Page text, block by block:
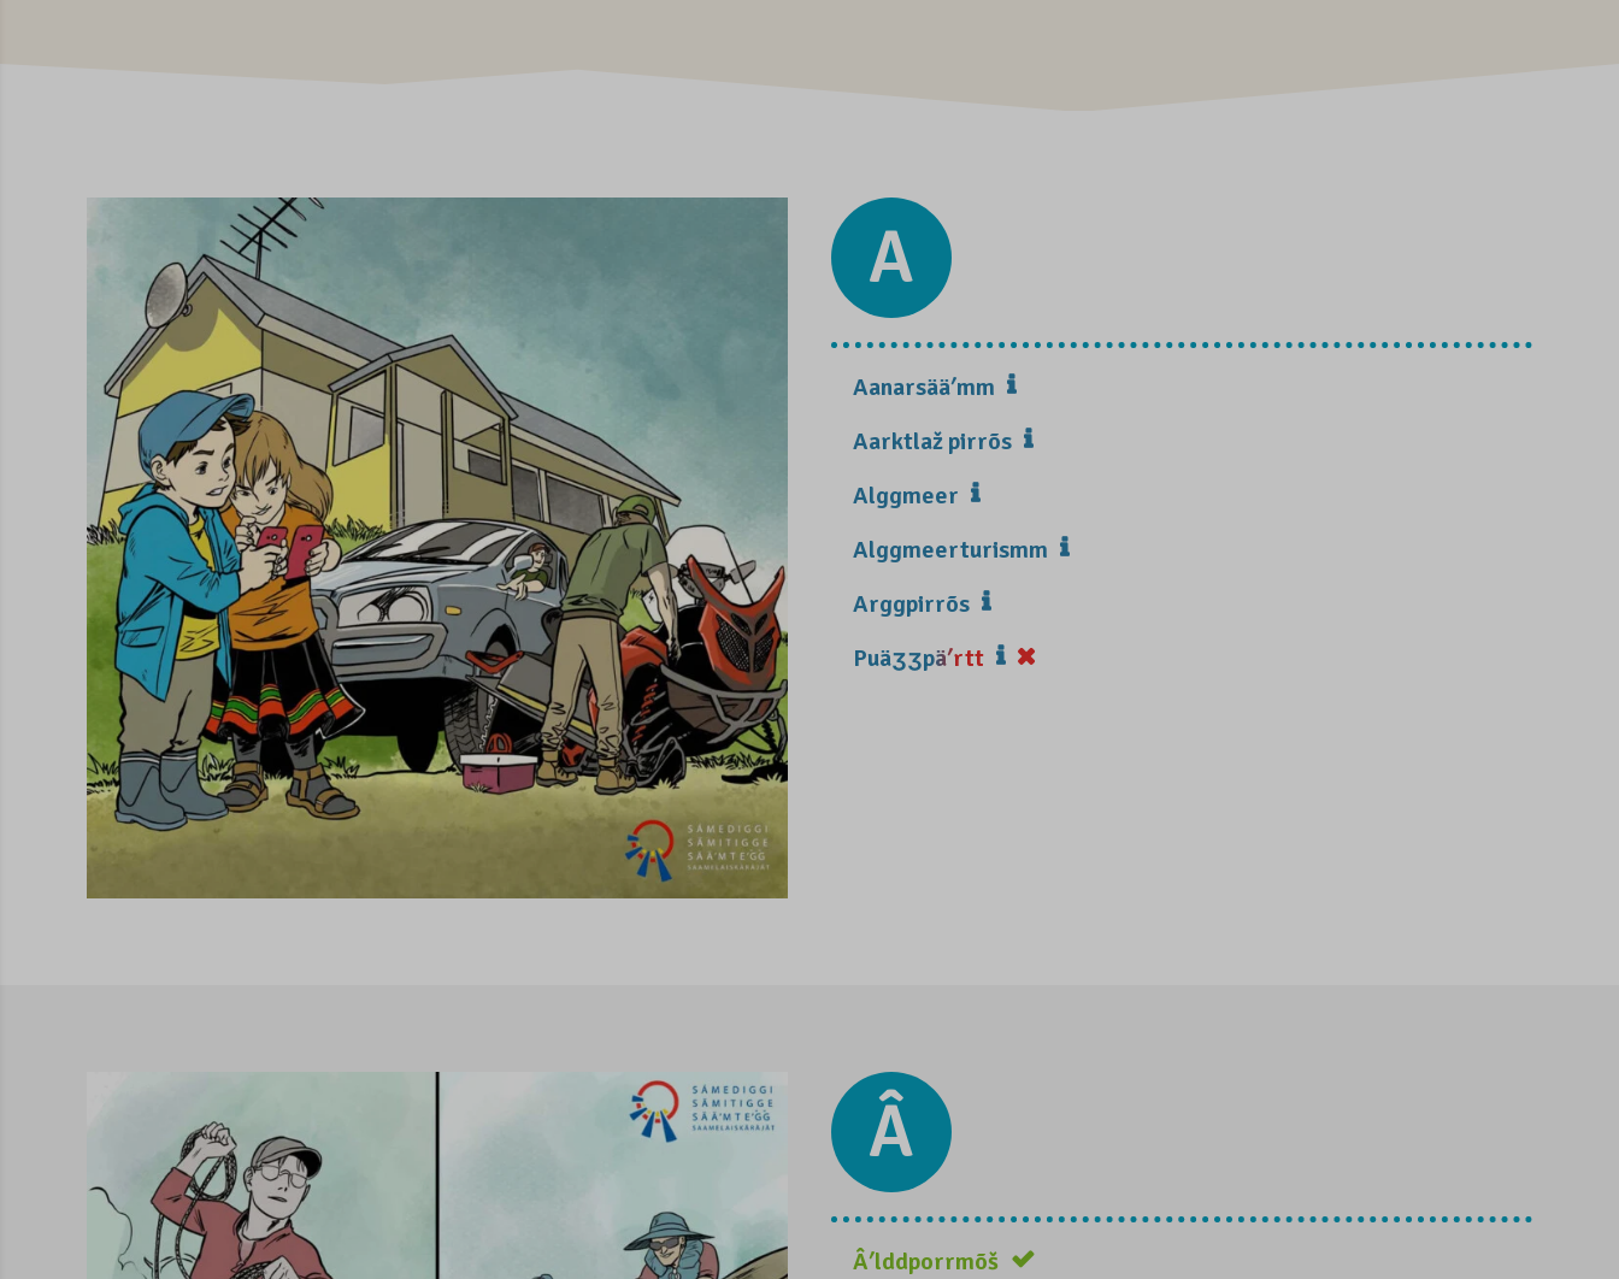
A
Aanarsääʹmm
Aarktlaž pirrõs
Alggmeer
Alggmeerturismm
Arggpirrõs
Puäʒʒpäʹrtt
Â
Âʹlddporrmõš